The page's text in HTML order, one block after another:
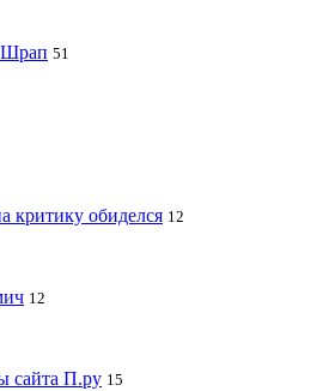
Шрап 51
критику обиделся 12
12
сайта П.ру 15